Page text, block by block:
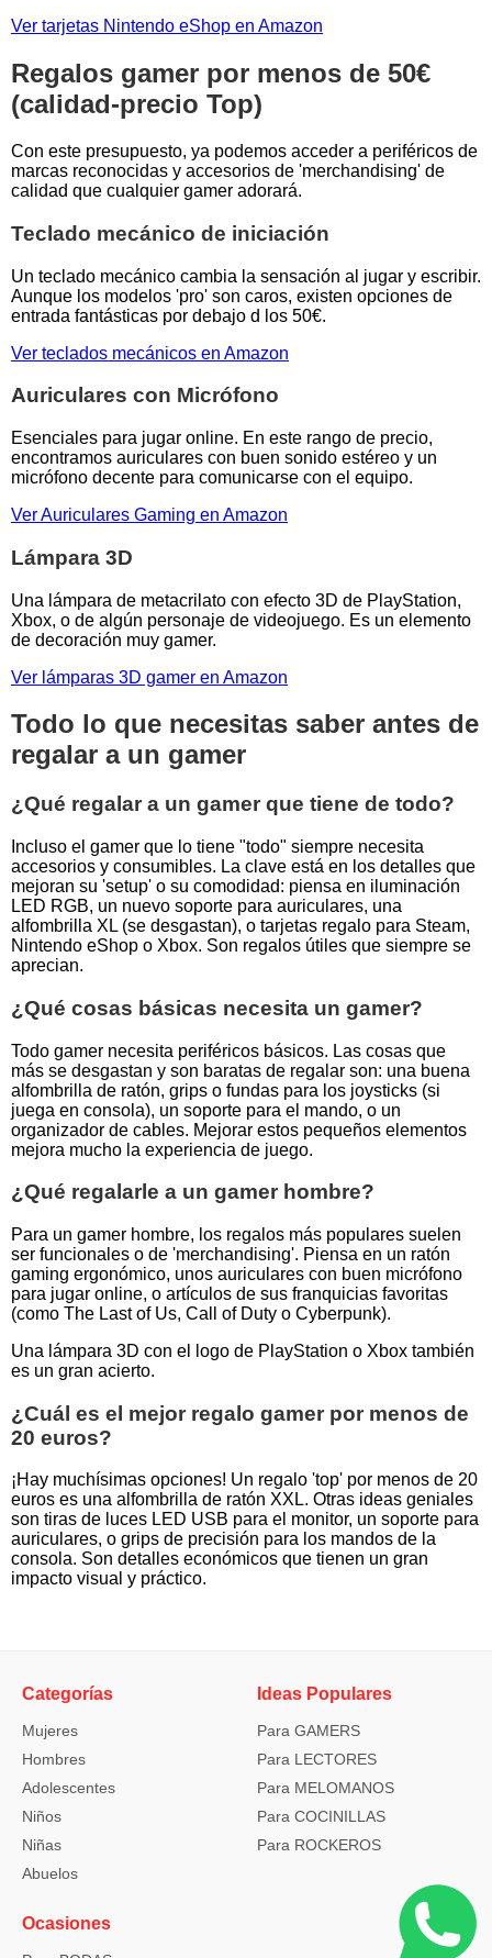
Ver tarjetas Nintendo eShop en Amazon
Regalos gamer por menos de 50€
(calidad-precio Top)
Con este presupuesto, ya podemos acceder a periféricos de
marcas reconocidas y accesorios de 'merchandising' de
calidad que cualquier gamer adorará.
Teclado mecánico de iniciación
Un teclado mecánico cambia la sensación al jugar y escribir.
Aunque los modelos 'pro' son caros, existen opciones de
entrada fantásticas por debajo d los 50€.
Ver teclados mecánicos en Amazon
Auriculares con Micrófono
Esenciales para jugar online. En este rango de precio,
encontramos auriculares con buen sonido estéreo y un
micrófono decente para comunicarse con el equipo.
Ver Auriculares Gaming en Amazon
Lámpara 3D
Una lámpara de metacrilato con efecto 3D de PlayStation,
Xbox, o de algún personaje de videojuego. Es un elemento
de decoración muy gamer.
Ver lámparas 3D gamer en Amazon
Todo lo que necesitas saber antes de
regalar a un gamer
¿Qué regalar a un gamer que tiene de todo?
Incluso el gamer que lo tiene "todo" siempre necesita
accesorios y consumibles. La clave está en los detalles que
mejoran su 'setup' o su comodidad: piensa en iluminación
LED RGB, un nuevo soporte para auriculares, una
alfombrilla XL (se desgastan), o tarjetas regalo para Steam,
Nintendo eShop o Xbox. Son regalos útiles que siempre se
aprecian.
¿Qué cosas básicas necesita un gamer?
Todo gamer necesita periféricos básicos. Las cosas que
más se desgastan y son baratas de regalar son: una buena
alfombrilla de ratón, grips o fundas para los joysticks (si
juega en consola), un soporte para el mando, o un
organizador de cables. Mejorar estos pequeños elementos
mejora mucho la experiencia de juego.
¿Qué regalarle a un gamer hombre?
Para un gamer hombre, los regalos más populares suelen
ser funcionales o de 'merchandising'. Piensa en un ratón
gaming ergonómico, unos auriculares con buen micrófono
para jugar online, o artículos de sus franquicias favoritas
(como The Last of Us, Call of Duty o Cyberpunk).
Una lámpara 3D con el logo de PlayStation o Xbox también
es un gran acierto.
¿Cuál es el mejor regalo gamer por menos de
20 euros?
¡Hay muchísimas opciones! Un regalo 'top' por menos de 20
euros es una alfombrilla de ratón XXL. Otras ideas geniales
son tiras de luces LED USB para el monitor, un soporte para
auriculares, o grips de precisión para los mandos de la
consola. Son detalles económicos que tienen un gran
impacto visual y práctico.
Categorías
Mujeres
Hombres
Adolescentes
Niños
Niñas
Abuelos
Ideas Populares
Para GAMERS
Para LECTORES
Para MELOMANOS
Para COCINILLAS
Para ROCKEROS
Ocasiones